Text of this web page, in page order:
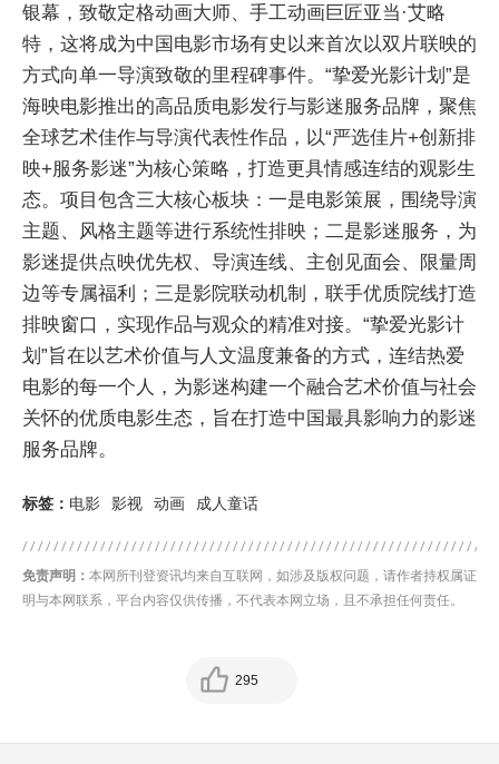
银幕，致敬定格动画大师、手工动画巨匠亚当·艾略
特，这将成为中国电影市场有史以来首次以双片联映的
方式向单一导演致敬的里程碑事件。“挚爱光影计划”是
海映电影推出的高品质电影发行与影迷服务品牌，聚焦
全球艺术佳作与导演代表性作品，以“严选佳片+创新排
映+服务影迷”为核心策略，打造更具情感连结的观影生
态。项目包含三大核心板块：一是电影策展，围绕导演
主题、风格主题等进行系统性排映；二是影迷服务，为
影迷提供点映优先权、导演连线、主创见面会、限量周
边等专属福利；三是影院联动机制，联手优质院线打造
排映窗口，实现作品与观众的精准对接。“挚爱光影计
划”旨在以艺术价值与人文温度兼备的方式，连结热爱
电影的每一个人，为影迷构建一个融合艺术价值与社会
关怀的优质电影生态，旨在打造中国最具影响力的影迷
服务品牌。
标签： 电影 影视 动画 成人童话
免责声明： 本网所刊登资讯均来自互联网，如涉及版权问题，请作者持权属证
明与本网联系，平台内容仅供传播，不代表本网立场，且不承担任何责任。
295